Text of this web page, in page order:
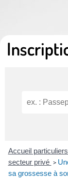
Accueil particuliers
secteur privé >
sa grossesse à